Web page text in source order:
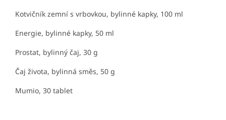
Kotvičník zemní s vrbovkou, bylinné kapky, 100 ml
Energie, bylinné kapky, 50 ml
Prostat, bylinný čaj, 30 g
Čaj života, bylinná směs, 50 g
Mumio, 30 tablet